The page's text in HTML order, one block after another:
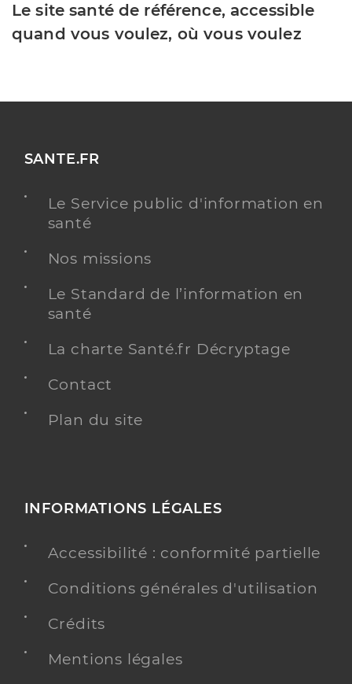
Le site santé de référence, accessible
quand vous voulez, où vous voulez
SANTE.FR
Le Service public d'information en
santé
Nos missions
Le Standard de l’information en
santé
La charte Santé.fr Décryptage
Contact
Plan du site
INFORMATIONS LÉGALES
Accessibilité : conformité partielle
Conditions générales d'utilisation
Crédits
Mentions légales